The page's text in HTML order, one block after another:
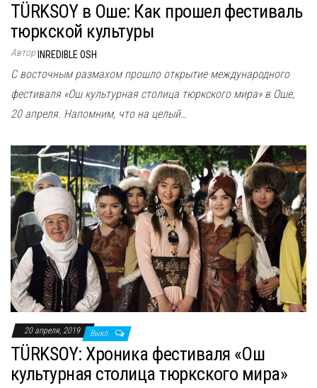
TÜRKSOY в Оше: Как прошел фестиваль
тюркской культуры
Автор INREDIBLE OSH
С восточным размахом прошло открытие международного
фестиваля «Ош культурная столица тюркского мира» в Оше,
20 апреля. Напомним, что на целый…
20 апреля, 2019 Выкл.
TÜRKSOY: Хроника фестиваля «Ош
культурная столица тюркского мира»